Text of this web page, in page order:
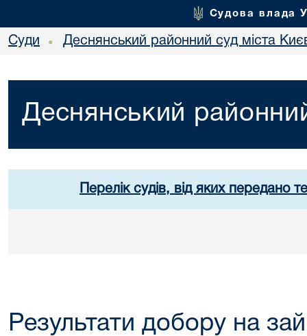
Судова влада
Суди • Деснянський районний суд міста
Деснянський
Перелік судів, від яких передано
Результати добору на